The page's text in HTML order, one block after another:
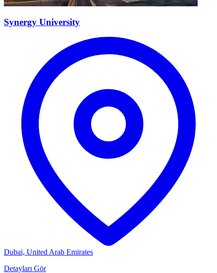
Synergy University
Dubai, United Arab Emirates
Detayları Gör